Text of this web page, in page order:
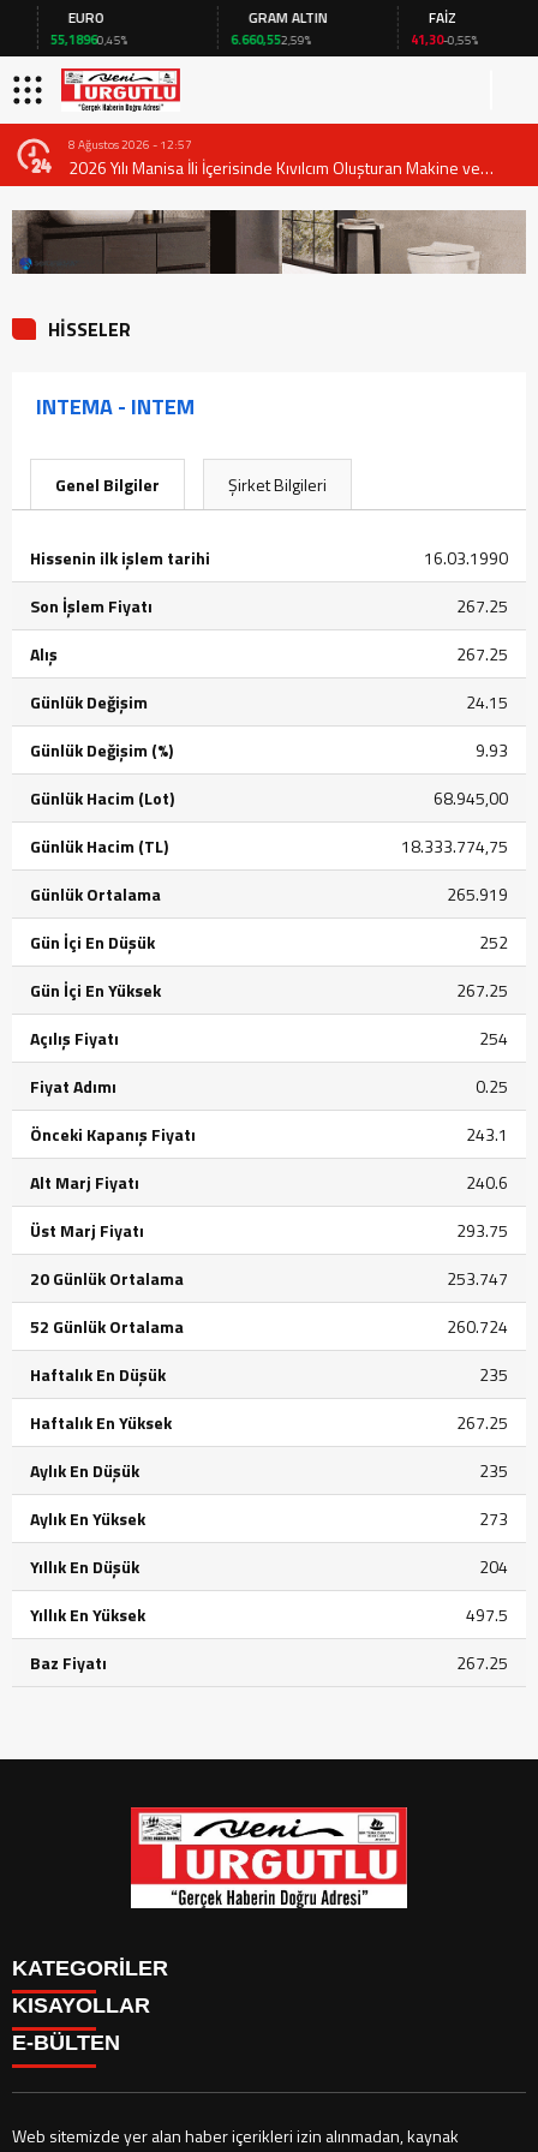
EURO
55,18960,45%
GRAM ALTIN
6.660,552,59%
FAİZ
41,30-0,55%
8 Ağustos 2026 - 12:57
2026 Yılı Manisa İli İçerisinde Kıvılcım Oluşturan Makine ve
Ekipmanların Kullanımında Alınması Gereken Tedbirlere İlişkin
Valilik Genel Emri
HİSSELER
INTEMA - INTEM
Genel Bilgiler Şirket Bilgileri
Hissenin ilk işlem tarihi
16.03.1990
Son İşlem Fiyatı
267.25
Alış
267.25
Günlük Değişim
24.15
Günlük Değişim (%)
9.93
Günlük Hacim (Lot)
68.945,00
Günlük Hacim (TL)
18.333.774,75
Günlük Ortalama
265.919
Gün İçi En Düşük
252
Gün İçi En Yüksek
267.25
Açılış Fiyatı
254
Fiyat Adımı
0.25
Önceki Kapanış Fiyatı
243.1
Alt Marj Fiyatı
240.6
Üst Marj Fiyatı
293.75
20 Günlük Ortalama
253.747
52 Günlük Ortalama
260.724
Haftalık En Düşük
235
Haftalık En Yüksek
267.25
Aylık En Düşük
235
Aylık En Yüksek
273
Yıllık En Düşük
204
Yıllık En Yüksek
497.5
Baz Fiyatı
267.25
KATEGORİLER
GÜNDEM
SİYASET
CANLI BORSA
KISAYOLLAR
GÜNDEM
SİYASET
E-BÜLTEN
Web sitemizde yer alan haber içerikleri izin alınmadan, kaynak